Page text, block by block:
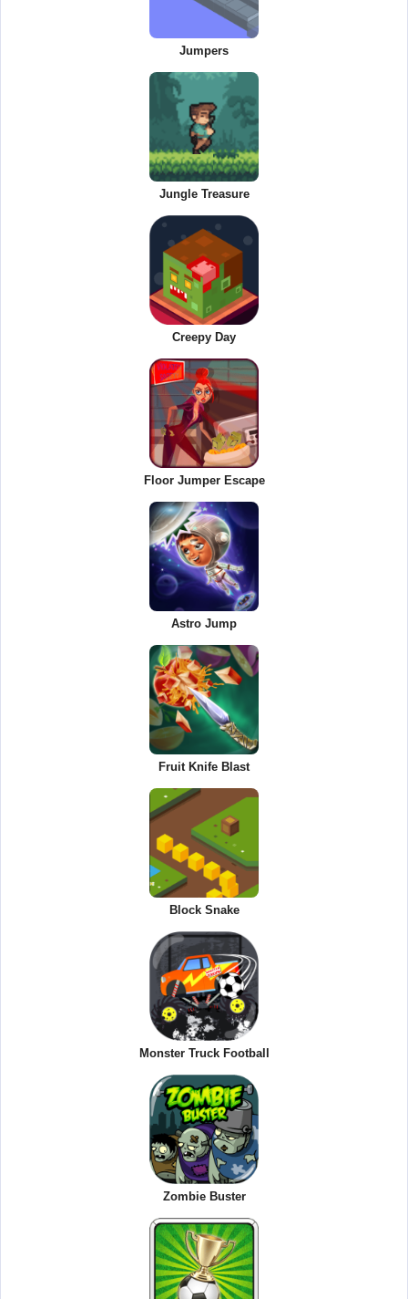
Jumpers
Jungle Treasure
Creepy Day
Floor Jumper Escape
Astro Jump
Fruit Knife Blast
Block Snake
Monster Truck Football
Zombie Buster